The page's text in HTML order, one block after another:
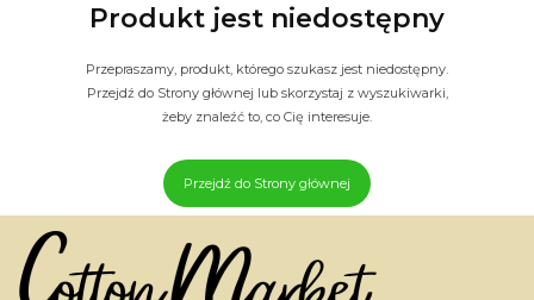
Produkt jest niedostępny
Przepraszamy, produkt, którego szukasz jest niedostępny.
Przejdź do Strony głównej lub skorzystaj z wyszukiwarki,
żeby znaleźć to, co Cię interesuje.
Przejdź do Strony głównej